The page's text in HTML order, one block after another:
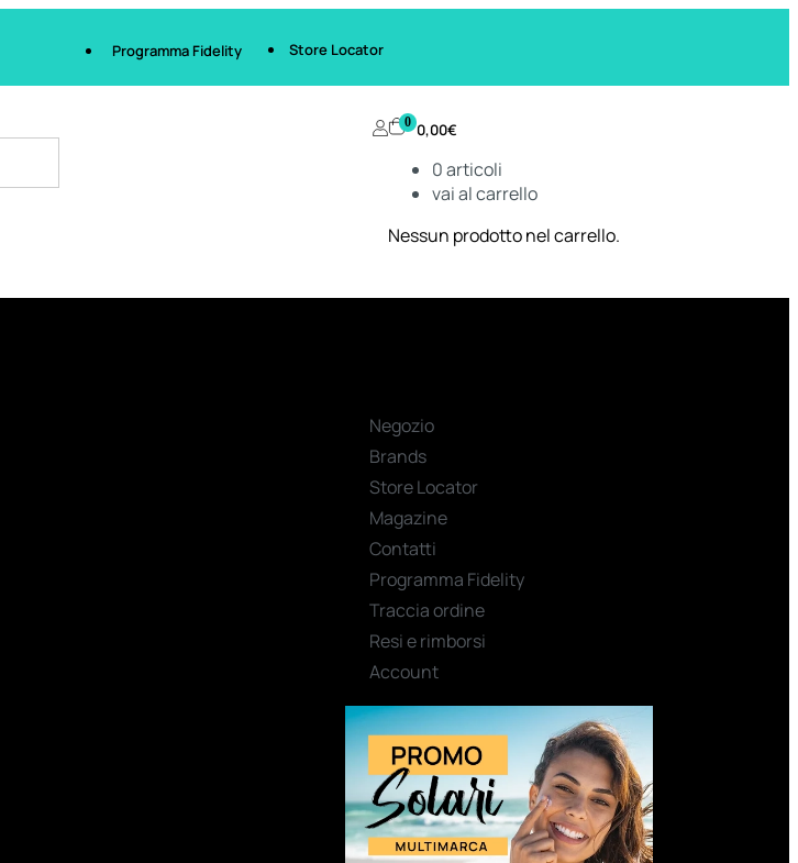
Programma Fidelity Store Locator
0 0,00€
0articoli
vai al carrello
Nessun prodotto nel carrello.
Negozio
Brands
Store Locator
Magazine
Contatti
Programma Fidelity
Traccia ordine
Resi e rimborsi
Account